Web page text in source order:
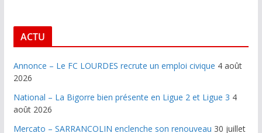
ACTU
Annonce – Le FC LOURDES recrute un emploi civique 4 août
2026
National – La Bigorre bien présente en Ligue 2 et Ligue 3 4
août 2026
Mercato – SARRANCOLIN enclenche son renouveau 30 juillet